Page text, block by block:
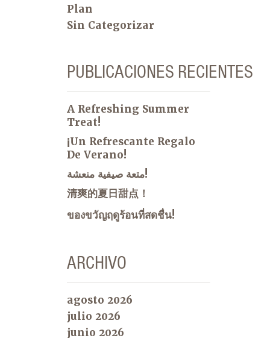
Plan
Sin Categorizar
PUBLICACIONES RECIENTES
A Refreshing Summer
Treat!
¡Un Refrescante Regalo
De Verano!
متعة صيفية منعشة!
清爽的夏日甜点！
ของขวัญฤดูร้อนที่สดชื่น!
ARCHIVO
agosto 2026
julio 2026
junio 2026